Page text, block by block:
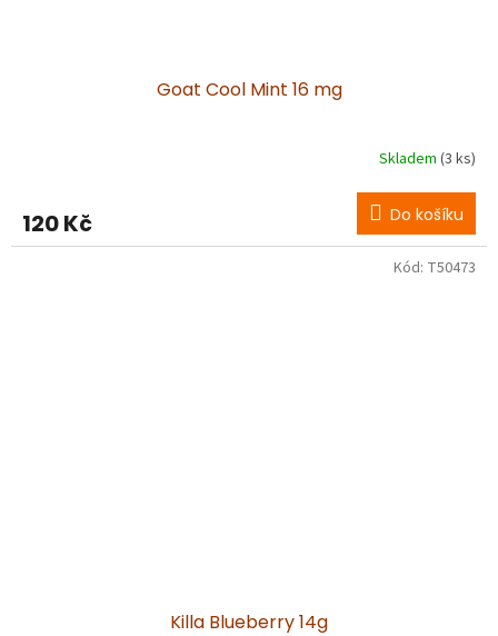
Goat Cool Mint 16 mg
Skladem (3 ks)
120 Kč Do košíku
Killa Blueberry 14g
Kód: T50473